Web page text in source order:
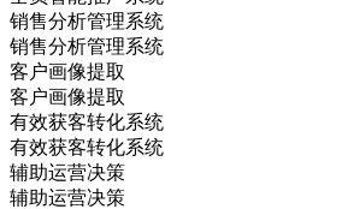
销售分析管理系统
销售分析管理系统
客户画像提取
客户画像提取
有效获客转化系统
有效获客转化系统
辅助运营决策
辅助运营决策